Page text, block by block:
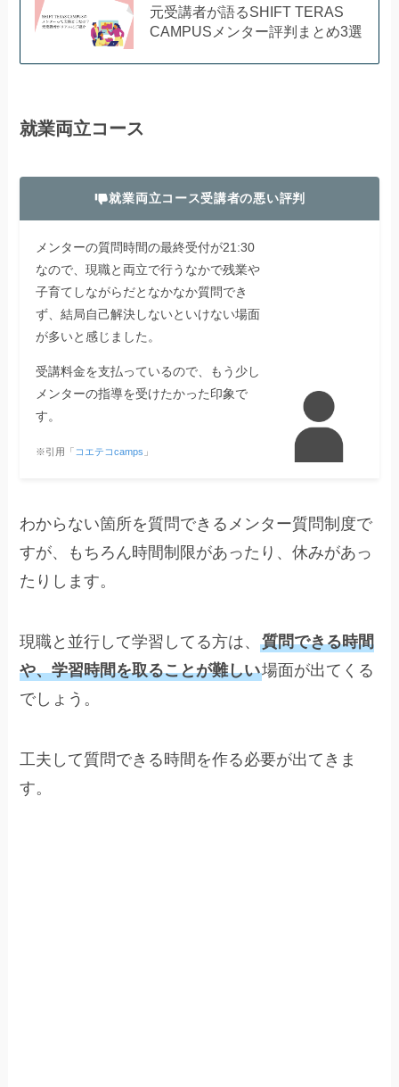
元受講者が語るSHIFT TERAS
CAMPUSメンター評判まとめ3選
就業両立コース
就業両立コース受講者の悪い評判
メンターの質問時間の最終受付が21:30
なので、現職と両立で行うなかで残業や
子育てしながらだとなかなか質問でき
ず、結局自己解決しないといけない場面
が多いと感じました。
受講料金を支払っているので、もう少し
メンターの指導を受けたかった印象で
す。
※引用「 コエテコcamps 」
わからない箇所を質問できるメンター質問制度で
すが、もちろん時間制限があったり、休みがあっ
たりします。
現職と並行して学習してる方は、質問できる時間
や、学習時間を取ることが難しい場面が出てくる
でしょう。
工夫して質問できる時間を作る必要が出てきま
す。